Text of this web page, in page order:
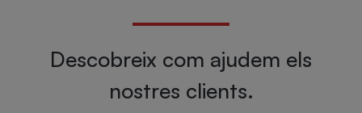
Descobreix com ajudem els
nostres clients.